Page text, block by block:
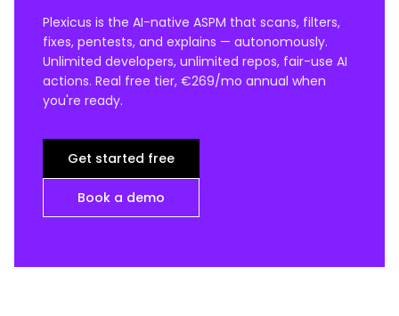
Plexicus is the AI-native ASPM that scans, filters,
fixes, pentests, and explains — autonomously.
Unlimited developers, unlimited repos, fair-use AI
actions. Real free tier, €269/mo annual when
you're ready.
Get started free
Book a demo